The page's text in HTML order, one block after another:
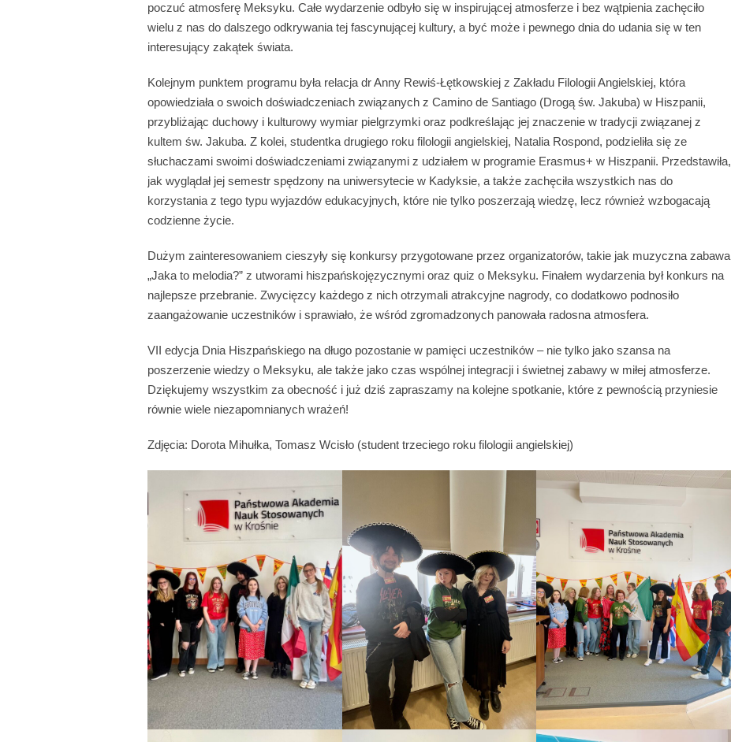
poczuć atmosferę Meksyku. Całe wydarzenie odbyło się w inspirującej atmosferze i bez wątpienia zachęciło
wielu z nas do dalszego odkrywania tej fascynującej kultury, a być może i pewnego dnia do udania się w ten
interesujący zakątek świata.
Kolejnym punktem programu była relacja dr Anny Rewiś-Łętkowskiej z Zakładu Filologii Angielskiej, która
opowiedziała o swoich doświadczeniach związanych z Camino de Santiago (Drogą św. Jakuba) w Hiszpanii,
przybliżając duchowy i kulturowy wymiar pielgrzymki oraz podkreślając jej znaczenie w tradycji związanej z
kultem św. Jakuba. Z kolei, studentka drugiego roku filologii angielskiej, Natalia Rospond, podzieliła się ze
słuchaczami swoimi doświadczeniami związanymi z udziałem w programie Erasmus+ w Hiszpanii. Przedstawiła,
jak wyglądał jej semestr spędzony na uniwersytecie w Kadyksie, a także zachęciła wszystkich nas do
korzystania z tego typu wyjazdów edukacyjnych, które nie tylko poszerzają wiedzę, lecz również wzbogacają
codzienne życie.
Dużym zainteresowaniem cieszyły się konkursy przygotowane przez organizatorów, takie jak muzyczna zabawa
„Jaka to melodia?” z utworami hiszpańskojęzycznymi oraz quiz o Meksyku. Finałem wydarzenia był konkurs na
najlepsze przebranie. Zwycięzcy każdego z nich otrzymali atrakcyjne nagrody, co dodatkowo podnosiło
zaangażowanie uczestników i sprawiało, że wśród zgromadzonych panowała radosna atmosfera.
VII edycja Dnia Hiszpańskiego na długo pozostanie w pamięci uczestników – nie tylko jako szansa na
poszerzenie wiedzy o Meksyku, ale także jako czas wspólnej integracji i świetnej zabawy w miłej atmosferze.
Dziękujemy wszystkim za obecność i już dziś zapraszamy na kolejne spotkanie, które z pewnością przyniesie
równie wiele niezapomnianych wrażeń!
Zdjęcia: Dorota Mihułka, Tomasz Wcisło (student trzeciego roku filologii angielskiej)